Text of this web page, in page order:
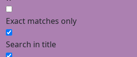
Exact matches only
Search in title